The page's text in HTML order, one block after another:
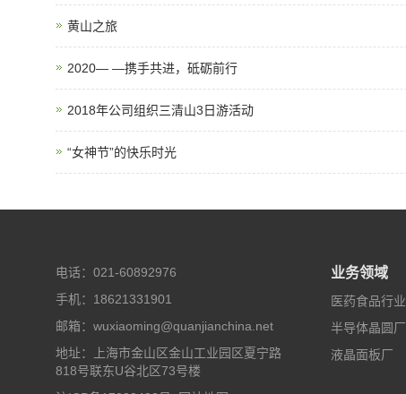
黄山之旅
2020— —携手共进，砥砺前行
2018年公司组织三清山3日游活动
“女神节”的快乐时光
电话：021-60892976
手机：18621331901
邮箱：wuxiaoming@quanjianchina.net
地址：上海市金山区金山工业园区夏宁路
818号联东U谷北区73号楼
业务领域
医药食品行业
半导体晶圆厂
液晶面板厂